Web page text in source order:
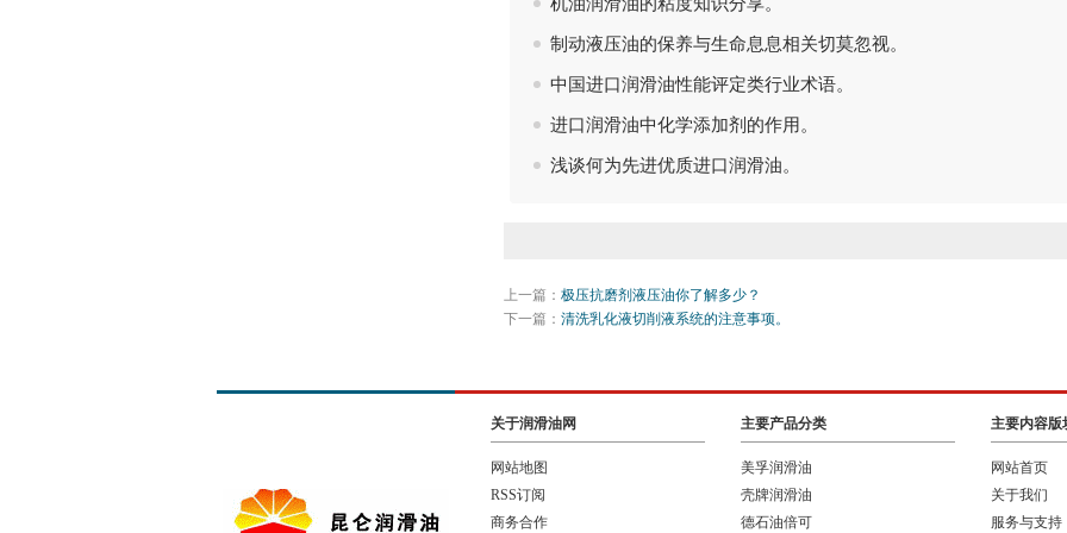
制动液压油的保养与生命息息相关切莫忽视。
中国进口润滑油性能评定类行业术语。
进口润滑油中化学添加剂的作用。
浅谈何为先进优质进口润滑油。
上一篇： 极压抗磨剂液压油你了解多少？
下一篇： 清洗乳化液切削液系统的注意事项。
关于润滑油网
网站地图
RSS订阅
商务合作
主要产品分类
美孚润滑油
壳牌润滑油
德石油倍可
主要内容版
网站首页
关于我们
服务与支持